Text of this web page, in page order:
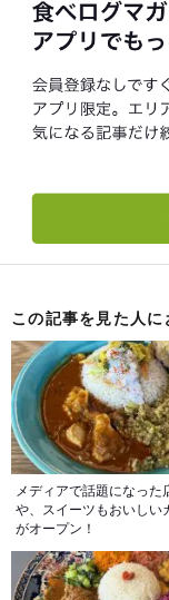
この記事を見た人に
メディアで話題になった
や、スイーツもおいしい
がオープン！